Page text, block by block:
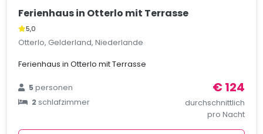
Ferienhaus in Otterlo mit Terrasse
5,0
Otterlo, Gelderland, Niederlande
Ferienhaus in Otterlo mit Terrasse
5personen
2schlafzimmer
€ 124
durchschnittlich
pro Nacht